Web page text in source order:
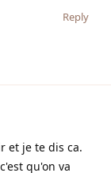
Reply
et je te dis ca.
qu'on va